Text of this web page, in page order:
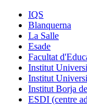
IQS
Blanquerna
La Salle
Esade
Facultat
Institut
Institut
Institut Borja
ESDI (centre